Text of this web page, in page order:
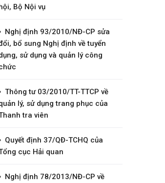
Bộ Nội vụ
Nghị định 93/2010/NĐ-CP sửa
bổ sung Nghị định về tuyển
sử dụng và quản lý công
Thông tư 03/2010/TT-TTCP về
lý, sử dụng trang phục của
tra viên
Quyết định 37/QĐ-TCHQ của
cục Hải quan
Nghị định 78/2013/NĐ-CP về